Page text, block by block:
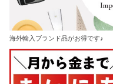
海外輸入ブランド品がお得です♪